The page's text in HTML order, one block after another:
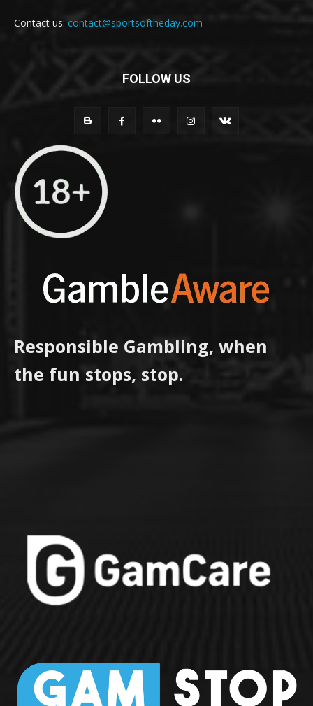
Contact us: contact@sportsoftheday.com
FOLLOW US
Responsible Gambling, when
the fun stops, stop.